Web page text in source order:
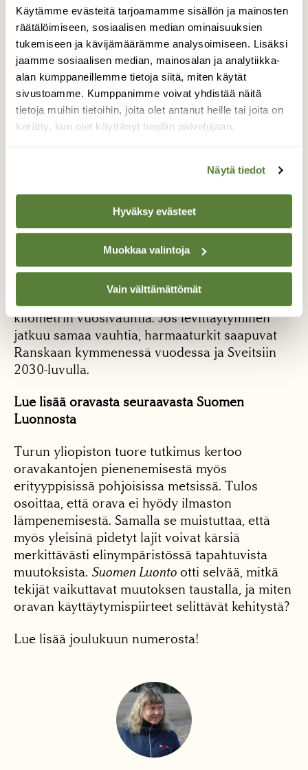
Käytämme evästeitä tarjoamamme sisällön ja mainosten
räätälöimiseen, sosiaalisen median ominaisuuksien
tukemiseen ja kävijämäärämme analysoimiseen. Lisäksi
jaamme sosiaalisen median, mainosalan ja analytiikka-
alan kumppaneillemme tietoja siitä, miten käytät
sivustoamme. Kumppanimme voivat yhdistää näitä
tietoja muihin tietoihin, joita olet antanut heille tai joita on
kerätty, kun olet käyttänyt heidän palvelujaan.
Näytä tiedot
Hyväksy evästeet
Muokkaa valintoja
Vain välttämättömät
Aasiassa, ja monin paikoin kannat taantuvat
myös muualla. Euroopassa tutkimus on
keskittynyt amerikkalaisen harmaaoravan
aiheuttamaan uhkaan. Brittein saarella
harmaaoravaa istutettiin maahan alun perin
kartanoiden puutarhoihin aateliston
silmäniloksi ja eläteiksi. Pian harmaaturkit
levittäytyvät ympäröiviin metsiin, ja samalla
Harmaaorava on punaoravaa kookkaampi ja
vahvempi, ja lisäksi se levittää pox-virusta,
johon se ei itse sairastu, mutta joka on
punaoravalle kohtalokas. Synkimpien arvioiden
mukaan punaorava katoaa Brittein saarilta
viidessä vuodessa, vuoteen 2023 mennessä.
Harmaaoravia on istutettu myös Irlantiin ja
Italiaan, joissa laji leviää lähes parinkymmenen
kilometrin vuosivauhtia. Jos levittäytyminen
jatkuu samaa vauhtia, harmaaturkit saapuvat
Ranskaan kymmenessä vuodessa ja Sveitsiin
2030-luvulla.
Lue lisää oravasta seuraavasta Suomen
Luonnosta
Turun yliopiston tuore tutkimus kertoo
oravakantojen pienenemisestä myös
erityyppisissä pohjoisissa metsissä. Tulos
osoittaa, että orava ei hyödy ilmaston
lämpenemisestä. Samalla se muistuttaa, että
myös yleisinä pidetyt lajit voivat kärsiä
merkittävästi elinympäristössä tapahtuvista
muutoksista. Suomen Luonto otti selvää, mitkä
tekijät vaikuttavat muutoksen taustalla, ja miten
oravan käyttäytymispiirteet selittävät kehitystä?
Lue lisää joulukuun numerosta!